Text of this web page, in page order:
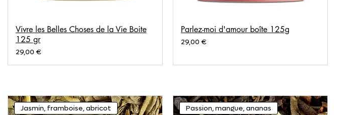
Vivre les Belles Choses de la Vie Boite
125 gr
Prix
29,00 €
Parlez-moi d'amour boîte 125g
Prix
29,00 €
Jasmin, framboise, abricot Passion, mangue, ananas